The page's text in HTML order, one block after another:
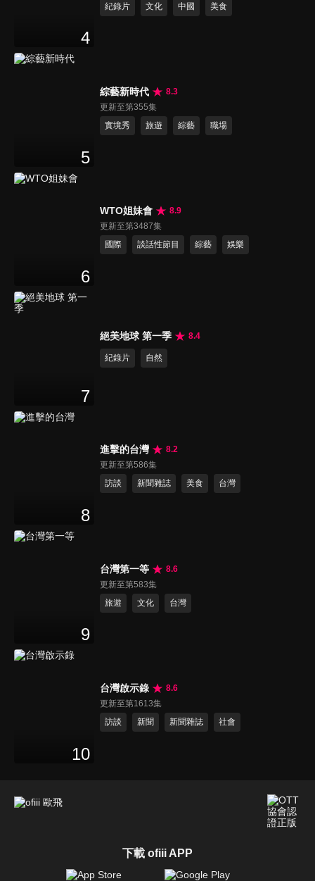
4
紀錄片
文化 中國 美食
5
綜藝新時代
8.3
更新至第355集
實境秀
旅遊 綜藝 職場
6
WTO姐妹會
8.9
更新至第3487集
國際
談話性節目 綜藝 娛樂
7
絕美地球 第一季 8.4
紀錄片 自然
8
進擊的台灣
8.2
更新至第586集
訪談
新聞雜誌 美食 台灣
9
台灣第一等
8.6
更新至第583集
旅遊
文化 台灣
10
台灣啟示錄
8.6
更新至第1613集
訪談
新聞 新聞雜誌 社會
下載 ofiii APP